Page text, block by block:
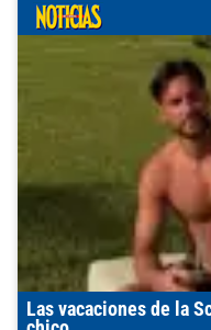
Las vacaciones de la